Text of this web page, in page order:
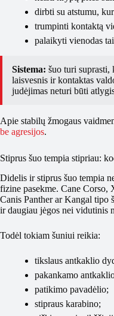
dirbti su atstumu,
trumpinti kontaktą
palaikyti vienodas
Sistema: šuo turi suprasti,
laisvesnis ir kontaktas
judėjimas neturi būti
Apie stabilų žmogaus
be agresijos.
Stiprus šuo tempia stipriau:
Didelis ir stiprus šuo tempia
fizine pasekme. Cane
Canis Panther ar Kangal tipo
ir daugiau jėgos nei vidutinis
Todėl tokiam šuniui reikia:
tikslaus antkaklio
pakankamo
patikimo pavadėlio;
stipraus karabino;